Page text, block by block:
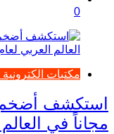
0
مكتبات الكترونية
مجاناً في العالم